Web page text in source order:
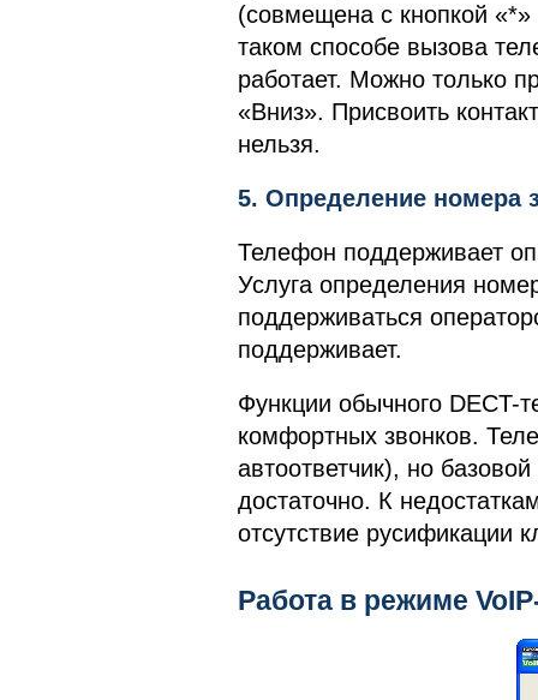
(совмещена с кнопкой
таком способе вызова
работает. Можно только
«Вниз». Присвоить
нельзя.
5. Определение номера
Телефон поддерживает
Услуга определения
поддерживаться
поддерживает.
Функции обычного DECT-
комфортных звонков.
автоответчик), но
достаточно. К
отсутствие русификации
Работа в режиме